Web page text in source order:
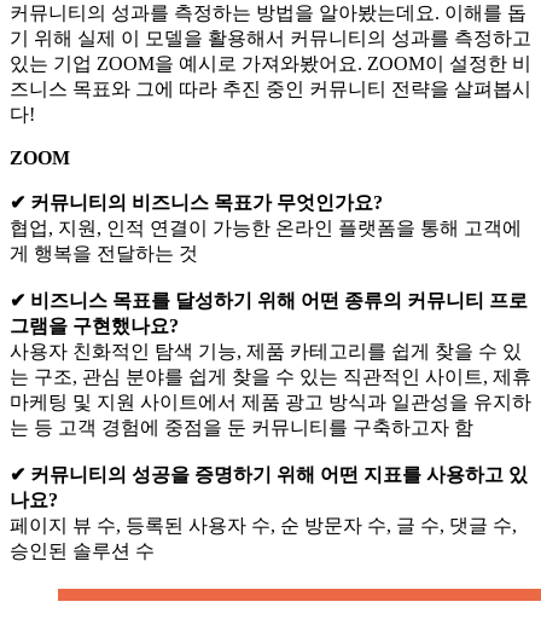
커뮤니티의 성과를 측정하는 방법을 알아봤는데요. 이해를 돕
기 위해 실제 이 모델을 활용해서 커뮤니티의 성과를 측정하고
있는 기업 ZOOM을 예시로 가져와봤어요. ZOOM이 설정한 비
즈니스 목표와 그에 따라 추진 중인 커뮤니티 전략을 살펴봅시
다!
ZOOM
✔ 커뮤니티의 비즈니스 목표가 무엇인가요?
협업, 지원, 인적 연결이 가능한 온라인 플랫폼을 통해 고객에
게 행복을 전달하는 것
✔ 비즈니스 목표를 달성하기 위해 어떤 종류의 커뮤니티 프로
그램을 구현했나요?
사용자 친화적인 탐색 기능, 제품 카테고리를 쉽게 찾을 수 있
는 구조, 관심 분야를 쉽게 찾을 수 있는 직관적인 사이트, 제휴
마케팅 및 지원 사이트에서 제품 광고 방식과 일관성을 유지하
는 등 고객 경험에 중점을 둔 커뮤니티를 구축하고자 함
✔ 커뮤니티의 성공을 증명하기 위해 어떤 지표를 사용하고 있
나요?
페이지 뷰 수, 등록된 사용자 수, 순 방문자 수, 글 수, 댓글 수,
승인된 솔루션 수